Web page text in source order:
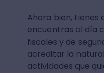
Ahora bien, tienes
encuentras al día
fiscales y de
acreditar la
actividades que